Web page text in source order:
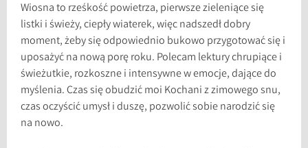
Wiosna to rześkość powietrza, pierwsze zieleniące się
listki i świeży, ciepły wiaterek, więc nadszedł dobry
moment, żeby się odpowiednio bukowo przygotować się i
uposażyć na nową porę roku. Polecam lektury chrupiące i
świeżutkie, rozkoszne i intensywne w emocje, dające do
myślenia. Czas się obudzić moi Kochani z zimowego snu,
czas oczyścić umysł i duszę, pozwolić sobie narodzić się
na nowo.